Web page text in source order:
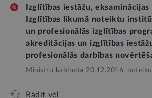
Izglītības iestāžu,
Izglītības likumā noteiktu
un profesionālās izglītības
akreditācijas un izglītības
profesionālās darbības
Ministru kabineta 20.12.2016.
Rādīt vēl